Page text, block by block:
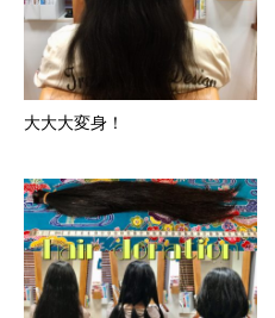
大大大変身！